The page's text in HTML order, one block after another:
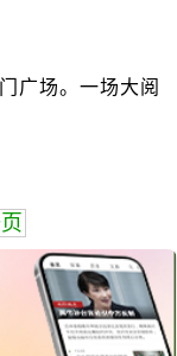
广场。一场大阅